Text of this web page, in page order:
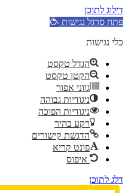
דילוג לתוכן
פתח סרגל נגישות
כלי נגישות
הגדל טקסט
הקטן טקסט
גווני אפור
ניגודיות גבוהה
ניגודיות הפוכה
רקע בהיר
הדגשת קישורים
פונט קריא
איפוס
דלג לתוכן